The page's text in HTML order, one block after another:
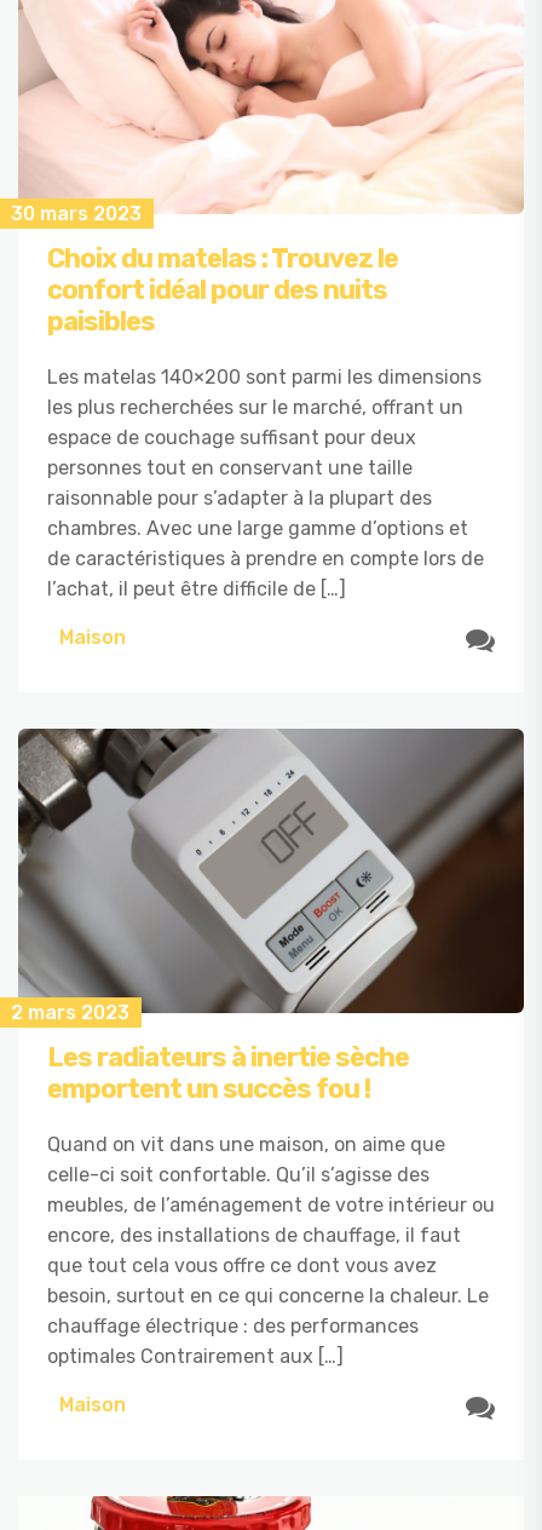
30 mars 2023
Choix du matelas : Trouvez le
confort idéal pour des nuits
paisibles
Les matelas 140×200 sont parmi les dimensions
les plus recherchées sur le marché, offrant un
espace de couchage suffisant pour deux
personnes tout en conservant une taille
raisonnable pour s’adapter à la plupart des
chambres. Avec une large gamme d’options et
de caractéristiques à prendre en compte lors de
l’achat, il peut être difficile de […]
Maison
2 mars 2023
Les radiateurs à inertie sèche
emportent un succès fou !
Quand on vit dans une maison, on aime que
celle-ci soit confortable. Qu’il s’agisse des
meubles, de l’aménagement de votre intérieur ou
encore, des installations de chauffage, il faut
que tout cela vous offre ce dont vous avez
besoin, surtout en ce qui concerne la chaleur. Le
chauffage électrique : des performances
optimales Contrairement aux […]
Maison